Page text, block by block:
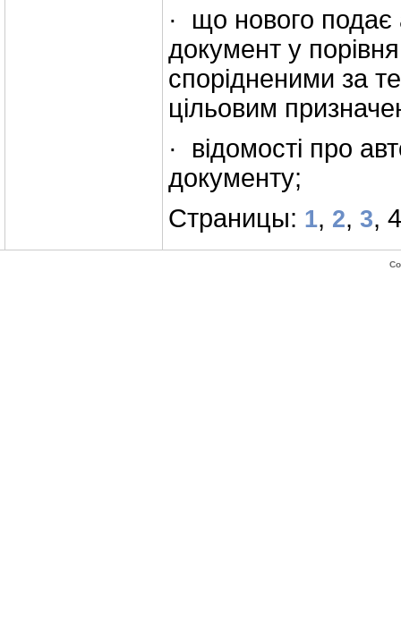
· що нового подає
документ у
спорідненими за
цільовим
· відомості про
документу;
Страницы: 1, 2, 3,